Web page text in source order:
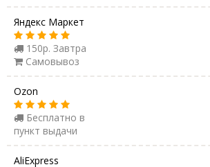
Яндекс Маркет
150р. Завтра
Самовывоз
Ozon
Бесплатно в
пункт выдачи
AliExpress